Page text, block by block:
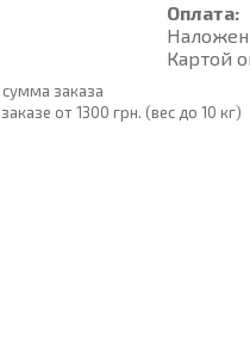
Оплата:
Картой
заказа
от 1300 грн. (вес до 10 кг)